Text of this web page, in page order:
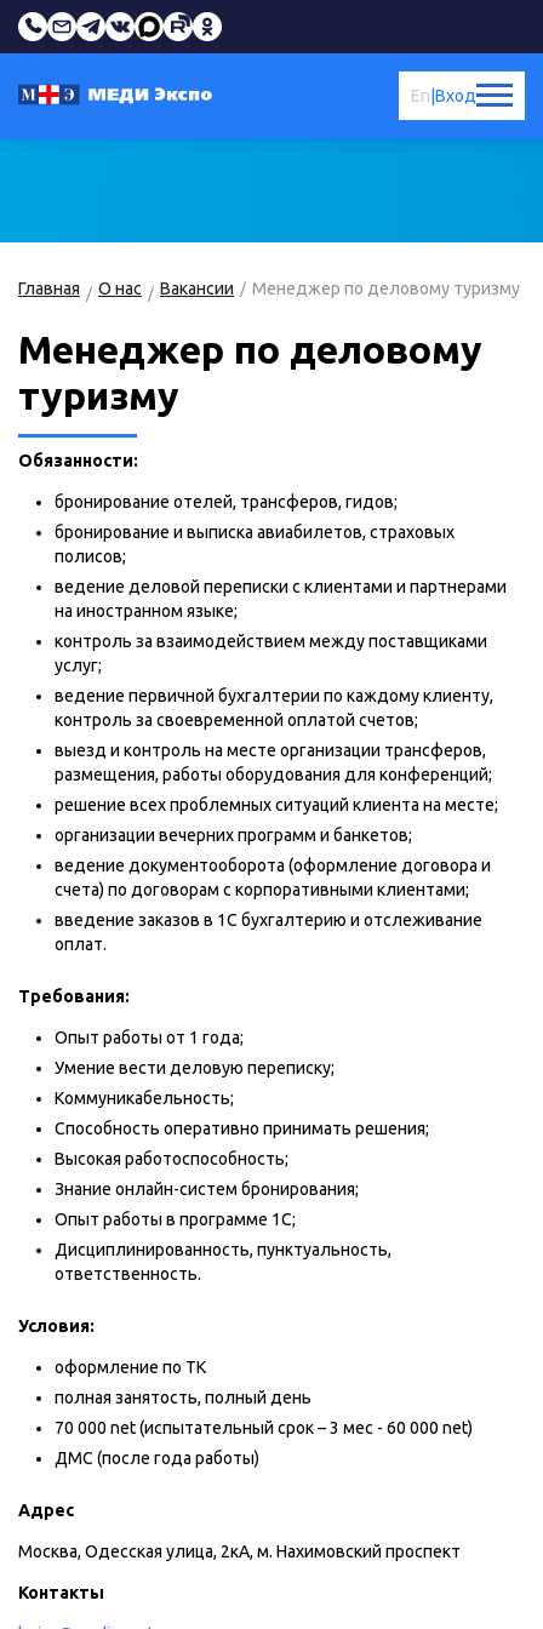
Вход
En
Главная О нас Вакансии Менеджер по деловому туризму
Менеджер по деловому
туризму
Обязанности:
бронирование отелей, трансферов, гидов;
бронирование и выписка авиабилетов, страховых
полисов;
ведение деловой переписки с клиентами и партнерами
на иностранном языке;
контроль за взаимодействием между поставщиками
услуг;
ведение первичной бухгалтерии по каждому клиенту,
контроль за своевременной оплатой счетов;
выезд и контроль на месте организации трансферов,
размещения, работы оборудования для конференций;
решение всех проблемных ситуаций клиента на месте;
организации вечерних программ и банкетов;
ведение документооборота (оформление договора и
счета) по договорам с корпоративными клиентами;
введение заказов в 1С бухгалтерию и отслеживание
оплат.
Требования:
Опыт работы от 1 года;
Умение вести деловую переписку;
Коммуникабельность;
Способность оперативно принимать решения;
Высокая работоспособность;
Знание онлайн-систем бронирования;
Опыт работы в программе 1С;
Дисциплинированность, пунктуальность,
ответственность.
Условия:
оформление по ТК
полная занятость, полный день
70 000 net (испытательный срок – 3 мес - 60 000 net)
ДМС (после года работы)
Адрес
Москва, Одесская улица, 2кА, м. Нахимовский проспект
Контакты